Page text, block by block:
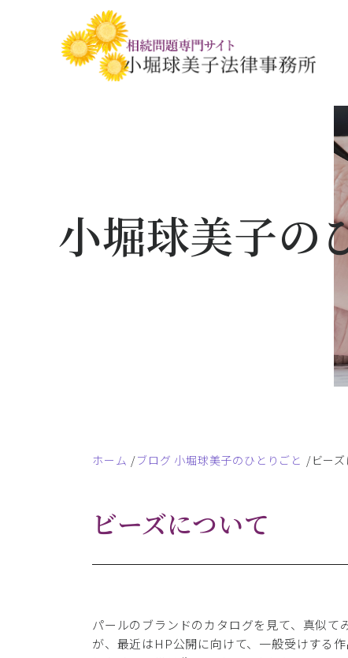
相談関連書式
小堀球美子の
ホーム ブログ 小堀球美子のひとりごと ビー
ビーズについて
パールのブランドのカタログを見て、真似
が、最近はHP公開に向けて、一般受けする作